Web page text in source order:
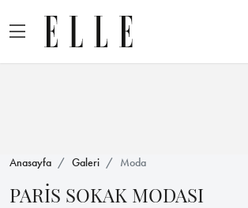
Anasayfa Galeri Moda
PARİS SOKAK MODASI